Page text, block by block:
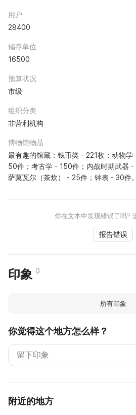
用户
28400
储存单位
16500
预算状况
市级
组织分类
非营利机构
博物馆物品
最有趣的馆藏：钱币类 - 221枚；动物
50件；考古学 - 150件；内战时期武器 -
萨莫瓦尔（茶炊） - 25件；钟表 - 30件。
你在文本中发现错误了吗?
报告错误
印象 0
所有印象
你觉得这个地方怎么样？
附近的地方